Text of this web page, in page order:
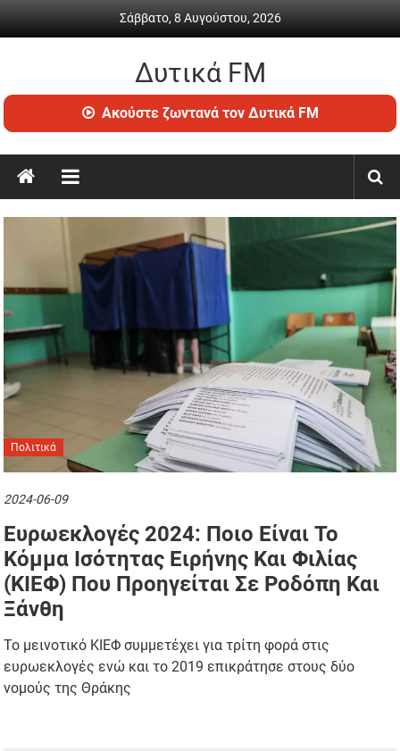
Σάββατο, 8 Αυγούστου, 2026
Δυτικά FM
Ραδιόφωνο
•
ενημέρωση
Ακούστε ζωντανά τον Δυτικά FM
Πολιτικά
2024-06-09
Ευρωεκλογές 2024: Ποιο Είναι Το
Κόμμα Ισότητας Ειρήνης Και Φιλίας
(ΚΙΕΦ) Που Προηγείται Σε Ροδόπη Και
Ξάνθη
Το μεινοτικό ΚΙΕΦ συμμετέχει για τρίτη φορά στις
ευρωεκλογές ενώ και το 2019 επικράτησε στους δύο
νομούς της Θράκης